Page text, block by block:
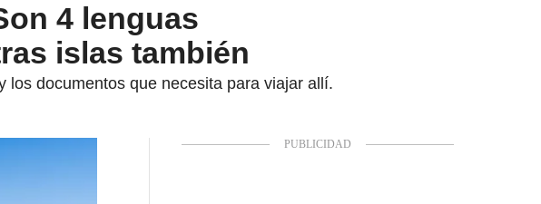
4 lenguas
islas también
los documentos que necesita para viajar allí.